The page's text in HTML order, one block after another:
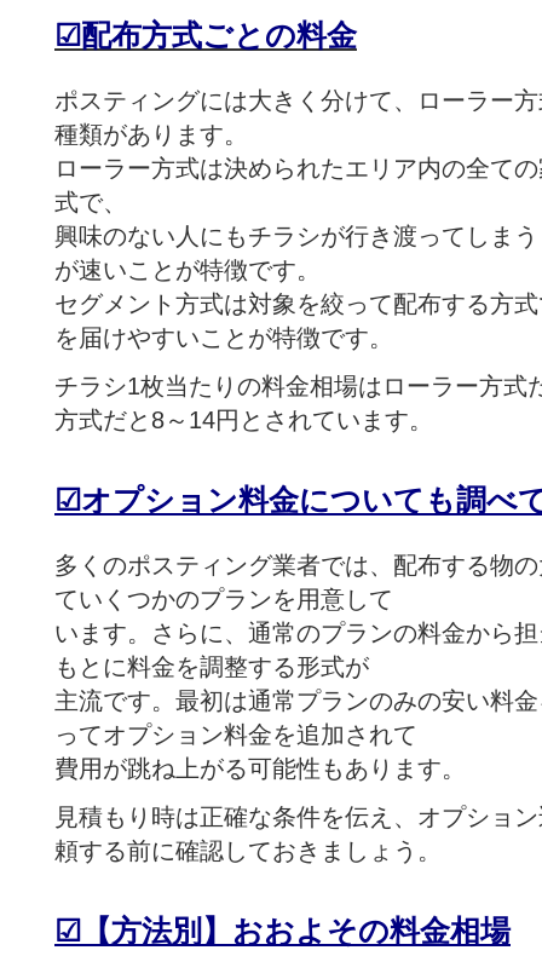
☑配布方式ごとの料金
ポスティングには大きく分けて、ローラー
種類があります。
ローラー方式は決められたエリア内の全て
式で、
興味のない人にもチラシが行き渡ってしま
が速いことが特徴です。
セグメント方式は対象を絞って配布する方
を届けやすいことが特徴です。
チラシ1枚当たりの料金相場はローラー方式
方式だと8～14円とされています。
☑オプション料金についても調べ
多くのポスティング業者では、配布する物
ていくつかのプランを用意して
います。さらに、通常のプランの料金から
もとに料金を調整する形式が
主流です。 最初は通常プランのみの安い料
ってオプション料金を追加されて
費用が跳ね上がる可能性もあります。
見積もり時は正確な条件を伝え、オプショ
頼する前に確認しておきましょう。
☑ 【方法別】おおよその料金相場